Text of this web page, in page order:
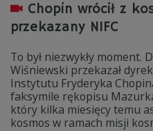
Chopin wrócił z
przekazany NIFC
To był niezwykły moment.
Wiśniewski przekazał
Instytutu Fryderyka
faksymile rękopisu
który kilka miesięcy temu
kosmos w ramach misji